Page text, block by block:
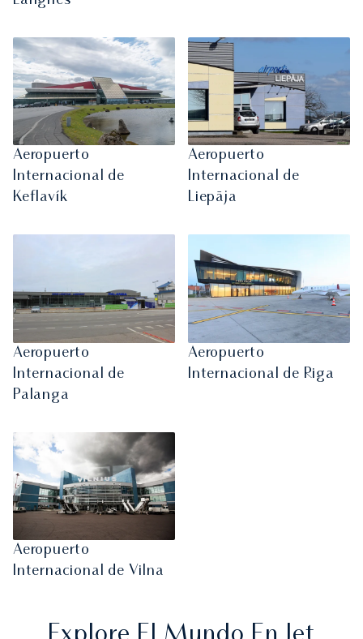
Aeropuerto
Internacional de
Keflavík
Aeropuerto
Internacional de
Liepāja
Aeropuerto
Internacional de
Palanga
Aeropuerto
Internacional de Riga
Aeropuerto
Internacional de Vilna